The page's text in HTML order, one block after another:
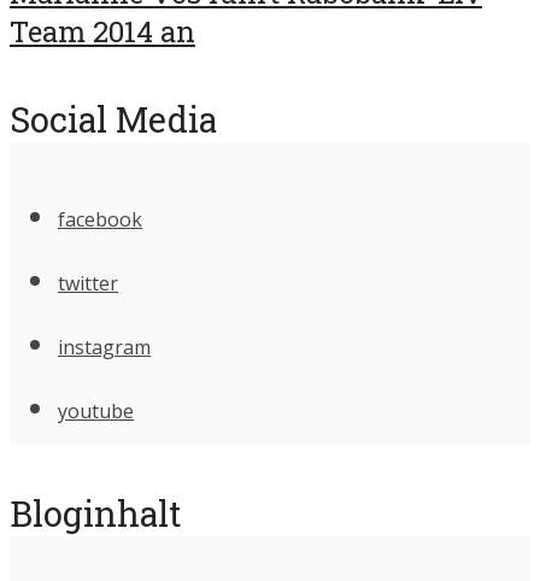
Team 2014 an
Social Media
facebook
twitter
instagram
youtube
Bloginhalt